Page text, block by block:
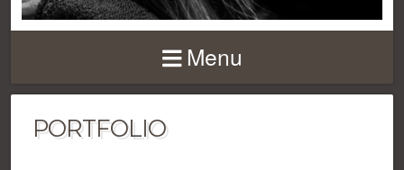
Menu
PORTFOLIO